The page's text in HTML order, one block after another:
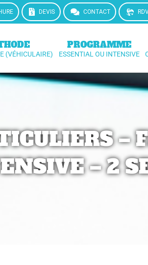
DEVIS CONTACT
(VÉHICULAIRE)
PROGRAMME
ESSENTIAL OU INTENSIVE
–
– 2